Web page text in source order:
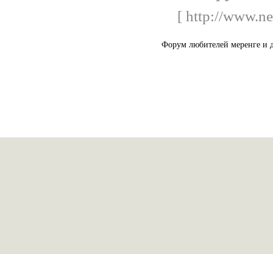
[ http://
Форум любителей меренге и